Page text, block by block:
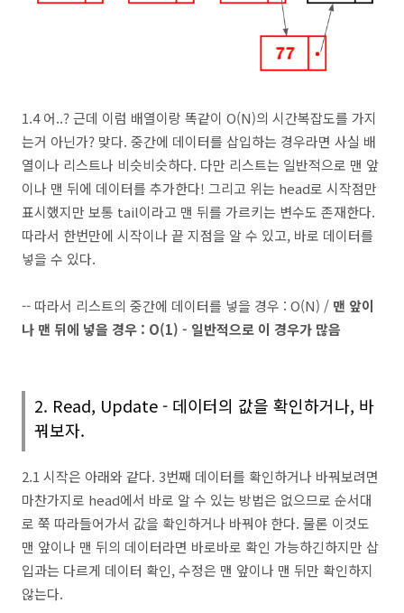
1.4 어..? 근데 이럼 배열이랑 똑같이 O(N)의 시간복잡도를 가지
는거 아닌가? 맞다. 중간에 데이터를 삽입하는 경우라면 사실 배
열이나 리스트나 비슷비슷하다. 다만 리스트는 일반적으로 맨 앞
이나 맨 뒤에 데이터를 추가한다! 그리고 위는 head로 시작점만
표시했지만 보통 tail이라고 맨 뒤를 가르키는 변수도 존재한다.
따라서 한번만에 시작이나 끝 지점을 알 수 있고, 바로 데이터를
넣을 수 있다.
-- 따라서 리스트의 중간에 데이터를 넣을 경우 : O(N) / 맨 앞이
나 맨 뒤에 넣을 경우 : O(1) - 일반적으로 이 경우가 많음
2. Read, Update - 데이터의 값을 확인하거나, 바
꿔보자.
2.1 시작은 아래와 같다. 3번째 데이터를 확인하거나 바꿔보려면
마찬가지로 head에서 바로 알 수 있는 방법은 없으므로 순서대
로 쭉 따라들어가서 값을 확인하거나 바꿔야 한다. 물론 이것도
맨 앞이나 맨 뒤의 데이터라면 바로바로 확인 가능하긴하지만 삽
입과는 다르게 데이터 확인, 수정은 맨 앞이나 맨 뒤만 확인하지
않는다.